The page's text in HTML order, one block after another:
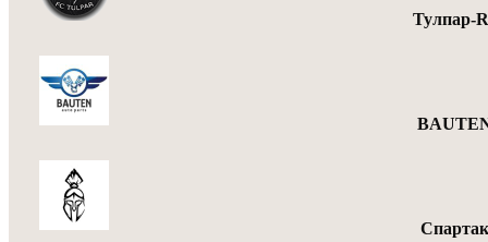
Тулпар-